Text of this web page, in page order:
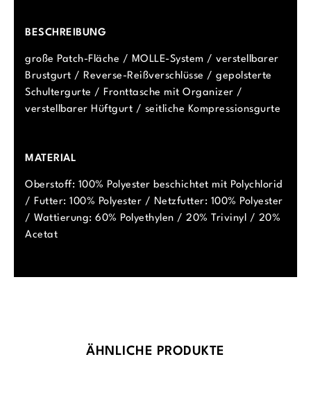
BESCHREIBUNG
große Patch-Fläche / MOLLE-System / verstellbarer
Brustgurt / Reverse-Reißverschlüsse / gepolsterte
Schultergurte / Fronttasche mit Organizer /
verstellbarer Hüftgurt / seitliche Kompressionsgurte
MATERIAL
Oberstoff: 100% Polyester beschichtet mit Polychlorid
/ Futter: 100% Polyester / Netzfutter: 100% Polyester
/ Wattierung: 60% Polyethylen / 20% Trivinyl / 20%
Acetat
Produktgalerie überspringen
ÄHNLICHE PRODUKTE